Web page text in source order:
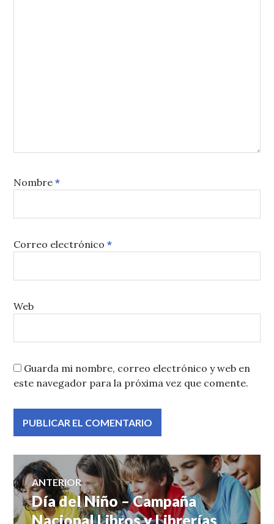
Nombre*
Correo electrónico*
Web
Guarda mi nombre, correo electrónico y web en
este navegador para la próxima vez que comente.
Navegación
de
ANTERIOR
Entrada
anterior:
Día del Niño – Campaña
Nacional Libros y Librerías